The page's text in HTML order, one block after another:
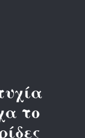
το